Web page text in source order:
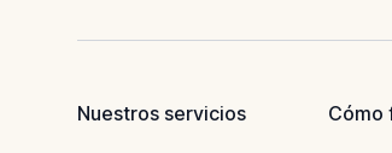
Nuestros servicios
Cómo